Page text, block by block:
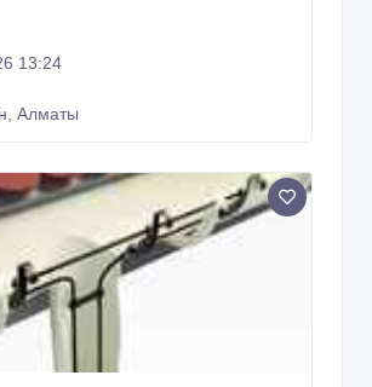
13:24
Алматы